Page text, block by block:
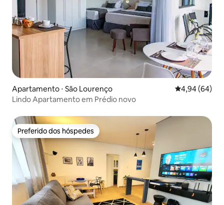
Apartamento ⋅ São Lourenço 4,94 de uma
4,94 (64)
Lindo Apartamento em Prédio novo
Preferido dos hóspedes
Preferido dos hóspedes